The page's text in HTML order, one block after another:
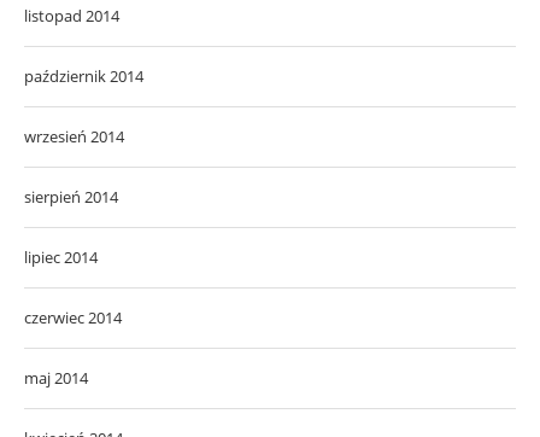
listopad 2014
październik 2014
wrzesień 2014
sierpień 2014
lipiec 2014
czerwiec 2014
maj 2014